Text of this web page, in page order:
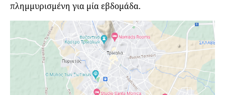
πλημμυρισμένη για μία εβδομάδα.